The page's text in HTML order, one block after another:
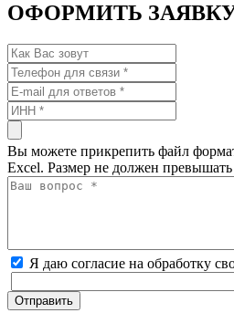
ОФОРМИТЬ
Вы можете прикрепить файл
Excel. Размер не должен
Я даю согласие на обработку